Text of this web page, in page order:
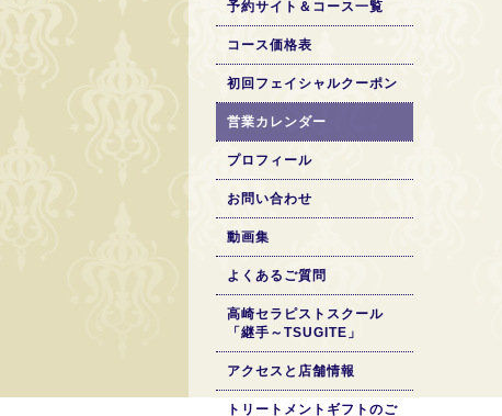
予約サイト＆コース一覧
コース価格表
初回フェイシャルクーポン
営業カレンダー
プロフィール
お問い合わせ
動画集
よくあるご質問
高崎セラピストスクール
「継手～TSUGITE」
アクセスと店舗情報
トリートメントギフトのご